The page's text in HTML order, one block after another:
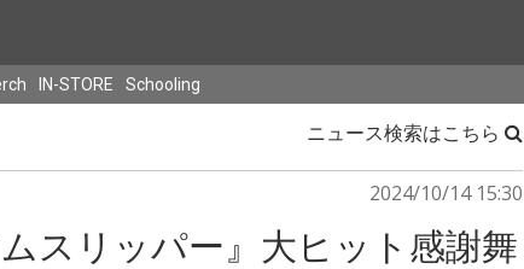
IN-STORE Schooling
ニュース検索はこちら
2024/10/14 15:30
スリッパー』大ヒット感謝舞